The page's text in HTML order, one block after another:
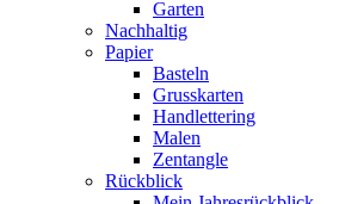
Garten
Nachhaltig
Papier
Basteln
Grusskarten
Handlettering
Malen
Zentangle
Rückblick